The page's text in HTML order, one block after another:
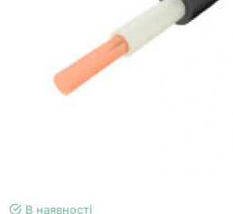
В наявності